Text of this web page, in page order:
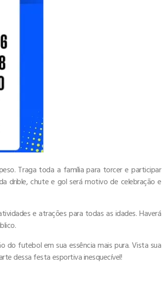
Traga toda a família para torcer e participar
drible, chute e gol será motivo de celebração e
e atrações para todas as idades. Haverá
do futebol em sua essência mais pura. Vista sua
dessa festa esportiva inesquecível!